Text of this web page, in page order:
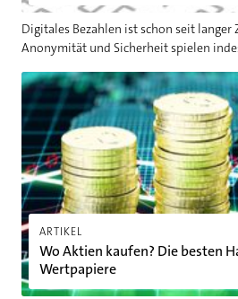
Digitales Bezahlen ist schon seit langer
Anonymität und Sicherheit spielen
ARTIKEL
Wo Aktien kaufen? Die besten
Wertpapiere
Wo Aktien kaufen? Die besten